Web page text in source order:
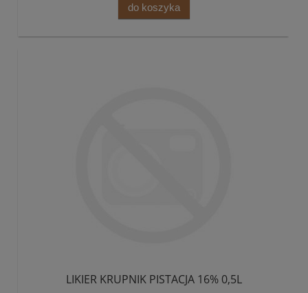
do koszyka
LIKIER KRUPNIK PISTACJA 16% 0,5L